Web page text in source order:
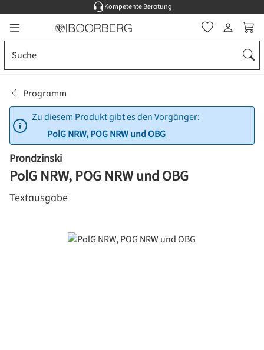
Zum Hauptinhalt springen
Kompetente Beratung
Programm
Zu diesem Produkt gibt es den Vorgänger:
PolG NRW, POG NRW und OBG
Prondzinski
PolG NRW, POG NRW und OBG
Textausgabe
Bildergalerie überspringen